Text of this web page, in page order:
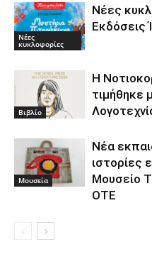
Νέες
κυκλοφορίες
Νέες
Εκδόσεις
Βιβλίο
Η
τιμήθηκε
Μουσεία
Νέα
ιστορίες
Μουσείο
ΟΤΕ